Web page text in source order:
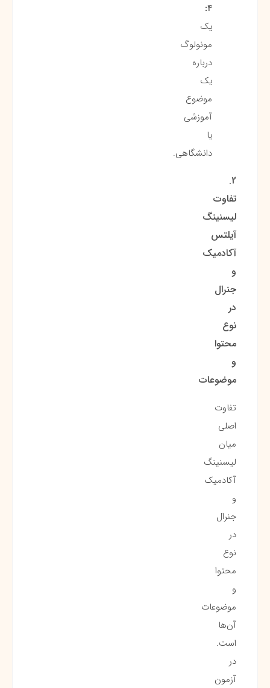
4:
یک
مونولوگ
درباره
یک
موضوع
آموزشی
یا
دانشگاهی.
2.
تفاوت
لیسنینگ
آیلتس
آکادمیک
و
جنرال
در
نوع
محتوا
و
موضوعات
تفاوت
اصلی
میان
لیسنینگ
آکادمیک
و
جنرال
در
نوع
محتوا
و
موضوعات
آن‌ها
است.
در
آزمون